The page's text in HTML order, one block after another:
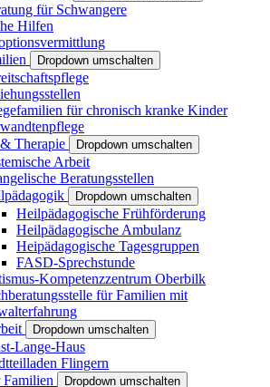
für Schwangere
Hilfen
Dropdown umschalten
für chronisch kranke Kinder
Therapie
Dropdown umschalten
Arbeit
Beratungsstellen
Dropdown umschalten
Heilpädagogische Frühförderung
Heilpädagogische Ambulanz
Heipädagogische Tagesgruppen
FASD-Sprechstunde
Kompetenzzentrum Oberbilk
für Familien mit
Dropdown umschalten
Lange-Haus
Flingern
Dropdown umschalten